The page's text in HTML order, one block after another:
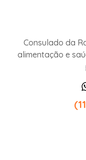
Consulado da
alimentação e